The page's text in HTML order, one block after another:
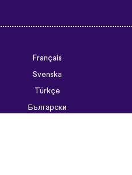
Français
Svenska
Türkçe
Български